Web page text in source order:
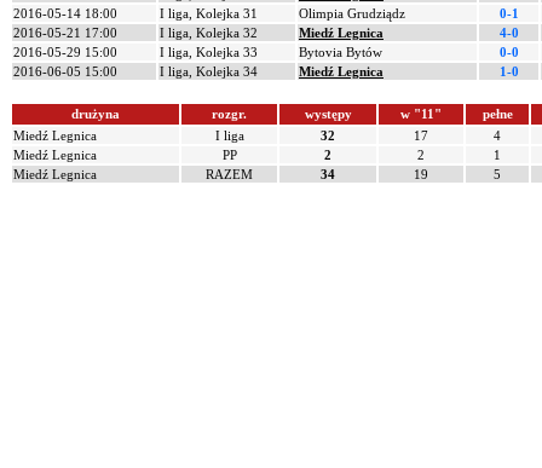
2016-05-14 18:00
I liga, Kolejka 31 Olimpia Grudziądz
0-1
2016-05-21 17:00
I liga, Kolejka 32 Miedź Legnica
4-0
2016-05-29 15:00
I liga, Kolejka 33 Bytovia Bytów
0-0
2016-06-05 15:00
I liga, Kolejka 34 Miedź Legnica 1-0
drużyna rozgr. występy w "11"
pełne
Miedź Legnica
I liga 32 17
4
Miedź Legnica
PP 2 2
1
Miedź Legnica
RAZEM 34 19 5